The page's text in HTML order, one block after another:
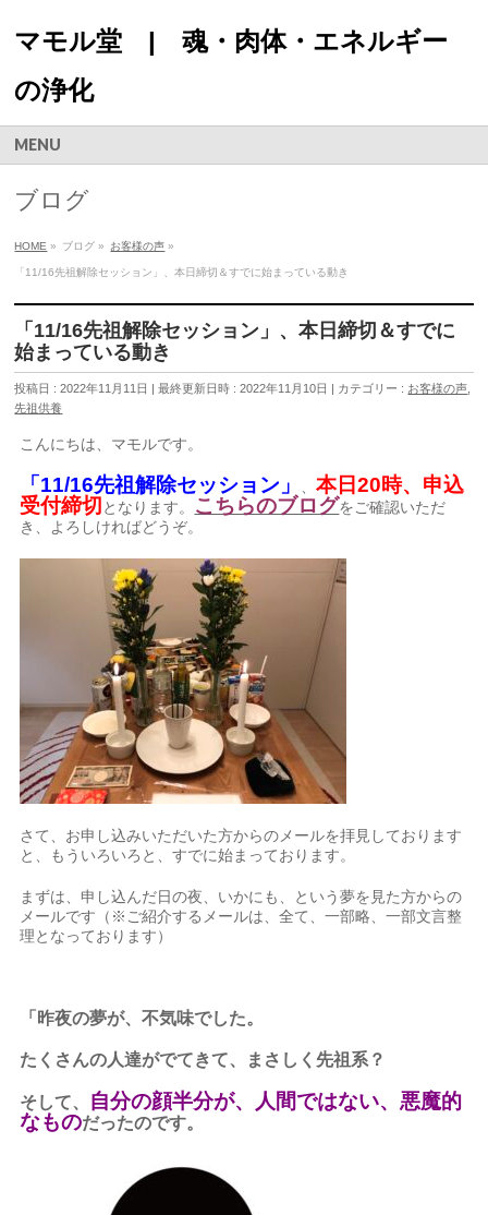
マモル堂 | 魂・肉体・エネルギー
の浄化
MENU
ブログ
HOME » ブログ » お客様の声 »
「11/16先祖解除セッション」、本日締切＆すでに始まっている動き
「11/16先祖解除セッション」、本日締切＆すでに
始まっている動き
投稿日 : 2022年11月11日 最終更新日時 : 2022年11月10日 カテゴリー : お客様の声
先祖供養
こんにちは、マモルです。
「11/16先祖解除セッション」 、本日20時、申込
受付締切 となります。 こちらのブログをご確認いただ
き、よろしければどうぞ。
さて、お申し込みいただいた方からのメールを拝見しております
と、もういろいろと、すでに始まっております。
まずは、申し込んだ日の夜、いかにも、という夢を見た方からの
メールです（※ご紹介するメールは、全て、一部略、一部文言整
理となっております）
「昨夜の夢が、不気味でした。
たくさんの人達がでてきて、まさしく先祖系？
そして、 自分の顔半分が、人間ではない、悪魔的
なものだったのです。